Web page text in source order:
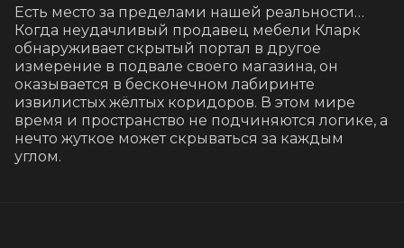
Есть место за пределами нашей реальности…
Когда неудачливый продавец мебели Кларк
обнаруживает скрытый портал в другое
измерение в подвале своего магазина, он
оказывается в бесконечном лабиринте
извилистых жёлтых коридоров. В этом мире
время и пространство не подчиняются логике, а
нечто жуткое может скрываться за каждым
углом.